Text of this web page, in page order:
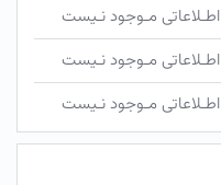
اطـلاعاتی مـوجود نـیست
اطـلاعاتی مـوجود نـیست
اطـلاعاتی مـوجود نـیست